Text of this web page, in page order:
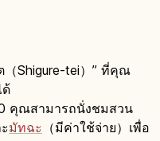
（Shigure-tei）” ที่คุณ
ด้
คุณสามารถนั่งชมสวน
มัทฉะ （มีค่าใช้จ่าย）เพื่อ